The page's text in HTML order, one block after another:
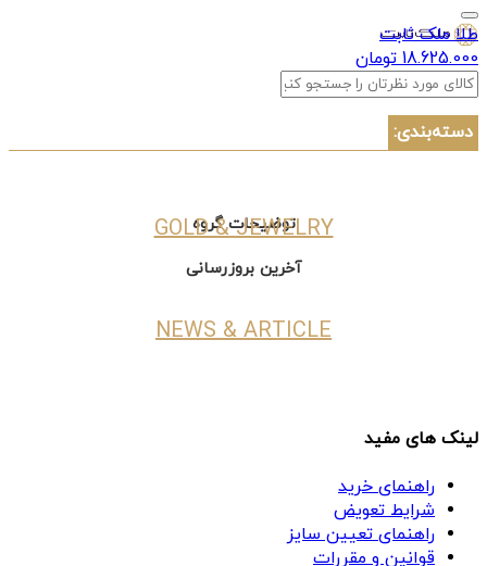
طلا ملک ثابت
18.625.000 تومان
دسته‌بندی:
توضیحات گروه
آخرین بروزرسانی
GOLD & JEWELRY
NEWS & ARTICLE
لینک های مفید
راهنمای خرید
شرایط تعویض
راهنمای تعیین سایز
قوانین و مقررات